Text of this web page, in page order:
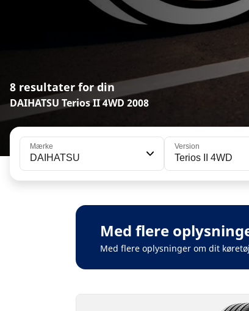
8 resultater for din
DAIHATSU Terios II 4WD 2008
Mærke
DAIHATSU
Version
Terios II 4WD
Med flere
Med flere oplysninger om dit